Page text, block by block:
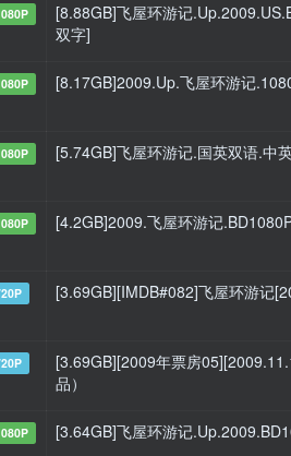
[8.88GB]飞屋环游记
双字]
[8.17GB]2009.Up.飞屋环游记
[5.74GB]飞屋环游记.国英双语.中
[4.2GB]2009.飞屋环游记
[3.69GB][IMDB#082]飞屋环游记
[3.69GB][2009年票房
品）
[3.64GB]飞屋环游记